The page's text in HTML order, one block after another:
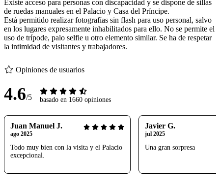
Existe acceso para personas con discapacidad y se dispone de sillas
de ruedas manuales en el Palacio y Casa del Príncipe.
Está permitido realizar fotografías sin flash para uso personal, salvo
en los lugares expresamente inhabilitados para ello. No se permite el
uso de trípode, palo selfie u otro elemento similar. Se ha de respetar
la intimidad de visitantes y trabajadores.
Opiniones de usuarios
4.6/5 basado en 1660 opiniones
Juan Manuel J.
ago 2025
Todo muy bien con la visita y el Palacio
excepcional.
Javier G.
jul 2025
Una gran sorpresa